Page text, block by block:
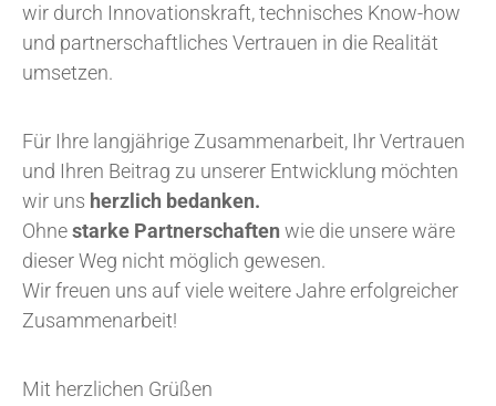
wir durch Innovationskraft, technisches Know-how
und partnerschaftliches Vertrauen in die Realität
umsetzen.
Für Ihre langjährige Zusammenarbeit, Ihr Vertrauen
und Ihren Beitrag zu unserer Entwicklung möchten
wir uns herzlich bedanken.
Ohnestarke Partnerschaften wie die unsere wäre
dieser Weg nicht möglich gewesen.
Wir freuen uns auf viele weitere Jahre erfolgreicher
Zusammenarbeit!
Mit herzlichen Grüßen